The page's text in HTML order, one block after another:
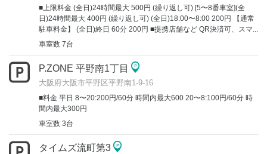
■上限料金 (全日)24時間最大 500円 (繰り返し可) [5〜8番車室](全
日)24時間最大 400円 (繰り返し可) (全日)18:00〜8:00 200円 【通常
駐車料金】 (全日)終日 60分 200円 ■提携店舗など QR決済可、スマ...
車室数 7台
P.ZONE 平野南1丁目
大阪府大阪市平野区平野南1-9-16
■料金 平日 8〜20:200円/60分 時間内最大600 20〜8:100円/60分 時
間内最大300円
車室数 3台
タイムズ流町第3